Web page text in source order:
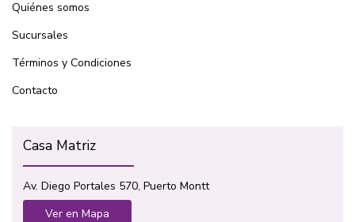
Quiénes somos
Sucursales
Términos y Condiciones
Contacto
Casa Matriz
Av. Diego Portales 570, Puerto Montt
Ver en Mapa